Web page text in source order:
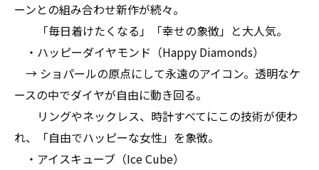
ーンとの組み合わせ新作が続々。
「毎日着けたくなる」「幸せの象徴」と大人気。
・ハッピーダイヤモンド（Happy Diamonds）
→ ショパールの原点にして永遠のアイコン。透明なケ
ースの中でダイヤが自由に動き回る。
リングやネックレス、時計すべてにこの技術が使わ
れ、「自由でハッピーな女性」を象徴。
・アイスキューブ（Ice Cube）